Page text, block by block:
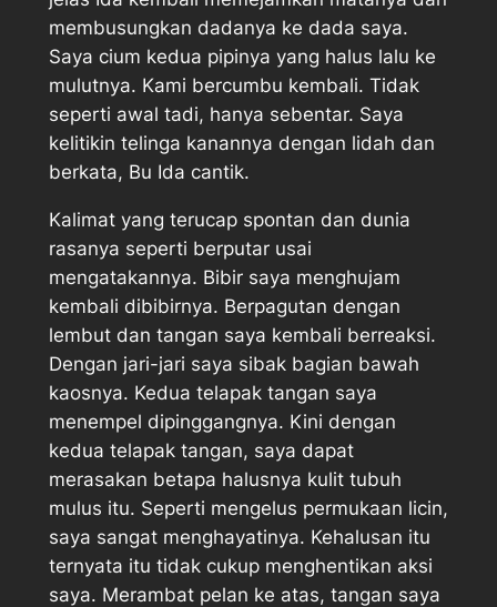
membusungkan dadanya ke dada saya.
Saya cium kedua pipinya yang halus lalu ke
mulutnya. Kami bercumbu kembali. Tidak
seperti awal tadi, hanya sebentar. Saya
kelitikin telinga kanannya dengan lidah dan
berkata, Bu Ida cantik.
Kalimat yang terucap spontan dan dunia
rasanya seperti berputar usai
mengatakannya. Bibir saya menghujam
kembali dibibirnya. Berpagutan dengan
lembut dan tangan saya kembali berreaksi.
Dengan jari-jari saya sibak bagian bawah
kaosnya. Kedua telapak tangan saya
menempel dipinggangnya. Kini dengan
kedua telapak tangan, saya dapat
merasakan betapa halusnya kulit tubuh
mulus itu. Seperti mengelus permukaan licin,
saya sangat menghayatinya. Kehalusan itu
ternyata itu tidak cukup menghentikan aksi
saya. Merambat pelan ke atas, tangan saya